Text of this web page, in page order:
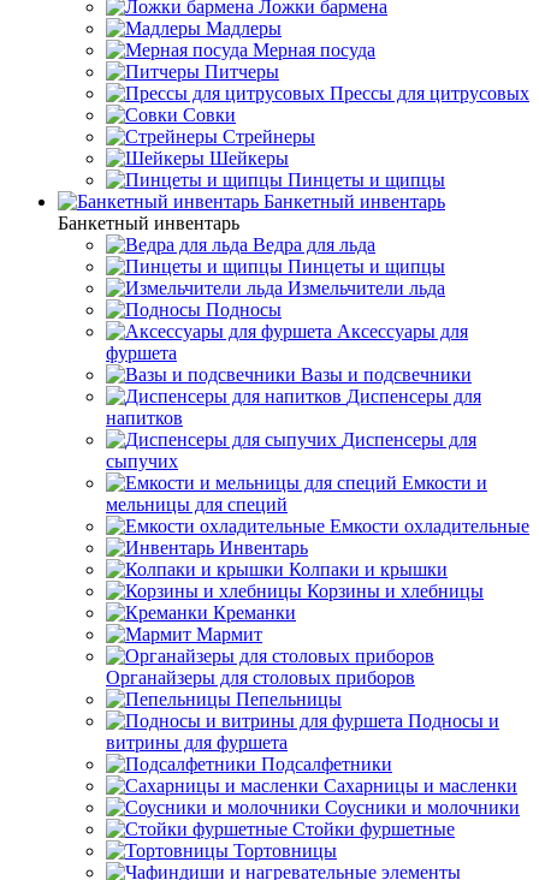
Ложки бармена
Мадлеры
Мерная посуда
Питчеры
Прессы для цитрусовых
Совки
Стрейнеры
Шейкеры
Пинцеты и щипцы
Банкетный инвентарь
Банкетный инвентарь
Ведра для льда
Пинцеты и щипцы
Измельчители льда
Подносы
Аксессуары для
фуршета
Вазы и подсвечники
Диспенсеры для
напитков
Диспенсеры для
сыпучих
Емкости и
мельницы для специй
Емкости охладительные
Инвентарь
Колпаки и крышки
Корзины и хлебницы
Креманки
Мармит
Органайзеры для столовых приборов
Пепельницы
Подносы и
витрины для фуршета
Подсалфетники
Сахарницы и масленки
Соусники и молочники
Стойки фуршетные
Тортовницы